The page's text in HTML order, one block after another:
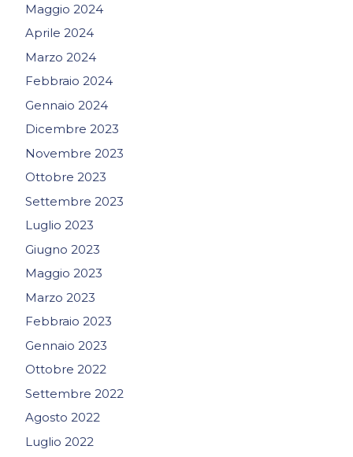
Maggio 2024
Aprile 2024
Marzo 2024
Febbraio 2024
Gennaio 2024
Dicembre 2023
Novembre 2023
Ottobre 2023
Settembre 2023
Luglio 2023
Giugno 2023
Maggio 2023
Marzo 2023
Febbraio 2023
Gennaio 2023
Ottobre 2022
Settembre 2022
Agosto 2022
Luglio 2022